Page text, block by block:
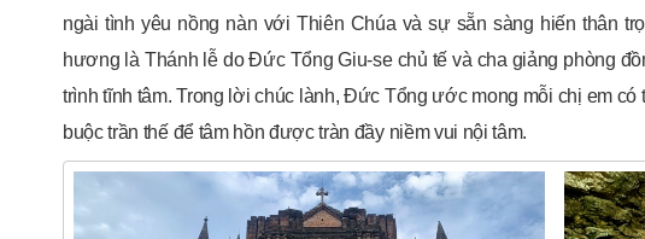
ngài tình yêu nồng nàn với Thiên Chúa và sự sẵn sàng hiến thân
hương là Thánh lễ do Đức Tổng Giu-se chủ tế và cha giảng phòng
trình tĩnh tâm. Trong lời chúc lành, Đức Tổng ước mong mỗi chị em
buộc trần thế để tâm hồn được tràn đầy niềm vui nội tâm.